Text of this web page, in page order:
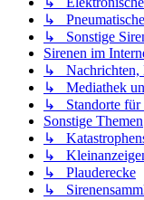
↳
↳ Sonstige
Sirenen im
↳ Nachrichten,
↳ Mediathek
↳ Standorte für
Sonstige Themen
↳
↳
↳ Plauderecke
↳